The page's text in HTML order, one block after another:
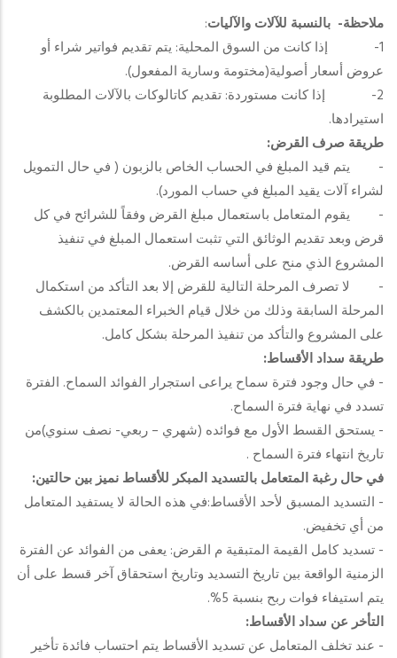
ملاحظة- بالنسبة للآلات والآليات:
1- إذا كانت من السوق المحلية: يتم تقديم فواتير شراء أو
عروض أسعار أصولية(مختومة وسارية المفعول).
2- إذا كانت مستوردة: تقديم كاتالوكات بالآلات المطلوبة
استيرادها.
طريقة صرف القرض:
- يتم قيد المبلغ في الحساب الخاص بالزبون ( في حال التمويل
لشراء آلات يقيد المبلغ في حساب المورد).
- يقوم المتعامل باستعمال مبلغ القرض وفقاً للشرائح في كل
قرض وبعد تقديم الوثائق التي تثبت استعمال المبلغ في تنفيذ
المشروع الذي منح على أساسه القرض.
- لا تصرف المرحلة التالية للقرض إلا بعد التأكد من استكمال
المرحلة السابقة وذلك من خلال قيام الخبراء المعتمدين بالكشف
على المشروع والتأكد من تنفيذ المرحلة بشكل كامل.
طريقة سداد الأقساط:
- في حال وجود فترة سماح يراعى استجرار الفوائد السماح. الفترة
تسدد في نهاية فترة السماح.
- يستحق القسط الأول مع فوائده (شهري – ربعي- نصف سنوي)من
تاريخ انتهاء فترة السماح .
في حال رغبة المتعامل بالتسديد المبكر للأقساط نميز بين حالتين:
- التسديد المسبق لأحد الأقساط:في هذه الحالة لا يستفيد المتعامل
من أي تخفيض.
- تسديد كامل القيمة المتبقية م القرض: يعفى من الفوائد عن الفترة
الزمنية الواقعة بين تاريخ التسديد وتاريخ استحقاق آخر قسط على أن
يتم استيفاء فوات ربح بنسبة 5%.
التأخر عن سداد الأقساط:
- عند تخلف المتعامل عن تسديد الأقساط يتم احتساب فائدة تأخير